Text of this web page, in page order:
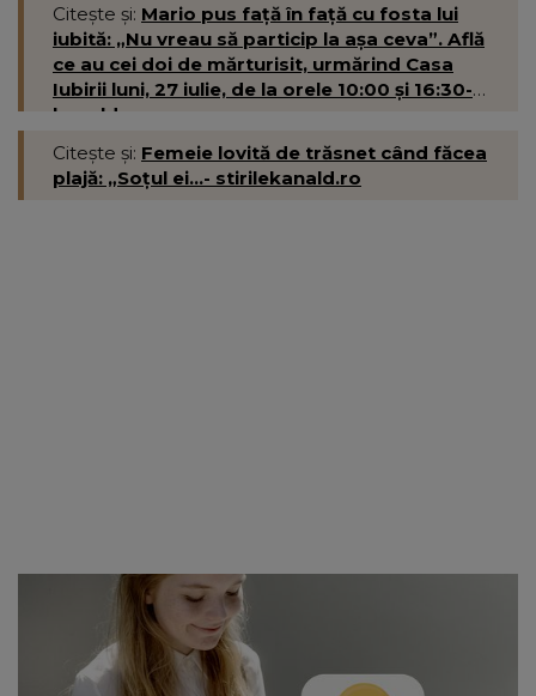
Citește și: Mario pus față în față cu fosta lui
iubită: „Nu vreau să particip la așa ceva”. Află
ce au cei doi de mărturisit, urmărind Casa
Iubirii luni, 27 iulie, de la orele 10:00 și 16:30-
kanald.ro
Citește și: Femeie lovită de trăsnet când făcea
plajă: „Soțul ei...- stirilekanald.ro